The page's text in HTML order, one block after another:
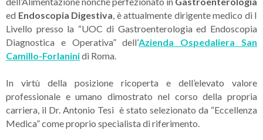
ed Endoscopia Digestiva, è attualmente dirigente medico di I
Livello presso la “UOC di Gastroenterologia ed Endoscopia
Diagnostica e Operativa” dell’Azienda Ospedaliera San
Camillo-Forlaninidi Roma.
In virtù della posizione ricoperta e dell’elevato valore
professionale e umano dimostrato nel corso della propria
carriera, il Dr. Antonio Tesi è stato selezionato da “Eccellenza
Medica” come proprio specialista di riferimento.